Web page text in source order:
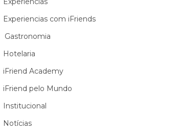
Experiencias com iFriends
Gastronomia
Hotelaria
iFriend Academy
iFriend pelo Mundo
Institucional
Notícias